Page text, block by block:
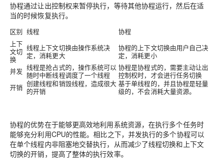
协程通过让出控制权来暂停执行，等待其他协程运行，然后在适
当的时候恢复执行。
区别 线程
协程
上下
文切
换
线程上下文切换由操作系统决
定，消耗更大
协程的上下文切换由用户自己决
定，消耗更小
并发 线程是抢占式的，操作系统可以
随时中断线程调度了一个线程
协程是协程式的，需要主动让出
控制权时，才会进行任务切换
开销 创建线程和销毁线程，造成很大
的开销
基于单线程的，并且协程是轻量
级的，不会消耗大量资源。
协程的优势在于能够更高效地利用系统资源，在执行多个任务时
能够充分利用CPU的性能。相比之下，并发执行的多个协程可以
在单个线程内非阻塞地交替执行，从而减少了线程切换和上下文
切换的开销，提高了整体的执行效率。